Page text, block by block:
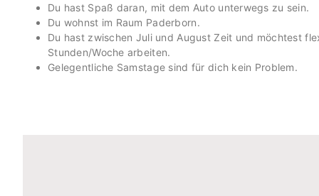
Du hast Spaß daran, mit dem Auto unterwegs zu sein.
Du wohnst im Raum Paderborn.
Du hast zwischen Juli und August Zeit und möchtest
Stunden/Woche arbeiten.
Gelegentliche Samstage sind für dich kein Problem.